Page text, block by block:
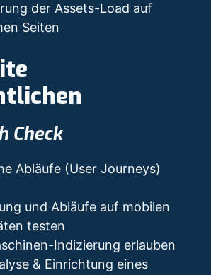
der Assets-Load auf
Seiten
Check
Abläufe (User Journeys)
und Abläufe auf mobilen
testen
Indizierung erlauben
& Einrichtung eines